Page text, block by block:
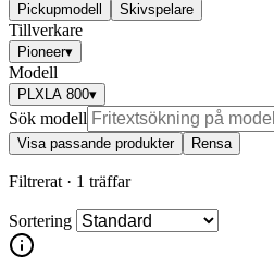
Pickupmodell Skivspelare
Tillverkare
Pioneer▾
Modell
PLXLA 800▾
Sök modell
Visa passande produkter Rensa
Filtrerat · 1 träffar
Sortering